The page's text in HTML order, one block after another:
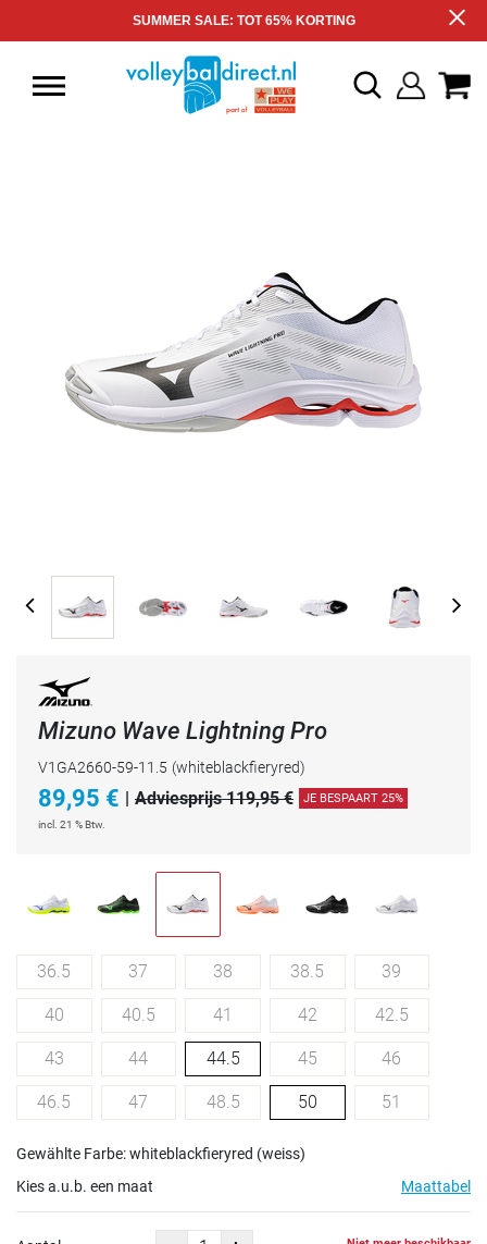
SUMMER SALE: TOT 65% KORTING
Mizuno Wave Lightning Pro
V1GA2660-59-11.5 (whiteblackfieryred)
89,95 € | Adviesprijs 119,95 € JE BESPAART 25%
incl. 21 % Btw.
36.5 37 38 38.5 39
40 40.5 41 42 42.5
43 44 44.5 45 46
46.5 47 48.5 50 51
Gewählte Farbe: whiteblackfieryred (weiss)
Kies a.u.b. een maat
Maattabel